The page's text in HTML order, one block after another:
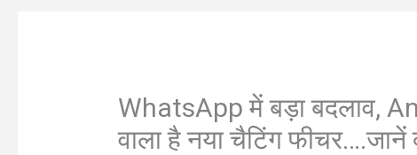
WhatsApp में बड़ा बदलाव,
वाला है नया चैटिंग फीचर….जानें